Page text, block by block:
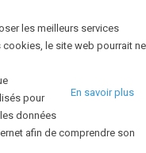
les meilleurs services
le site web pourrait ne
En savoir plus
pour
données
afin de comprendre son